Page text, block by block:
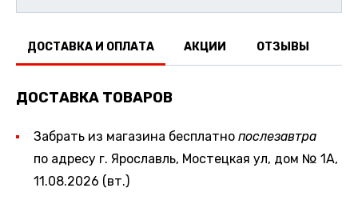
ДОСТАВКА И ОПЛАТА АКЦИИ ОТЗЫВЫ
ДОСТАВКА ТОВАРОВ
Забрать из магазина бесплатно послезавтра
по адресу г. Ярославль, Мостецкая ул, дом № 1А,
11.08.2026 (вт.)